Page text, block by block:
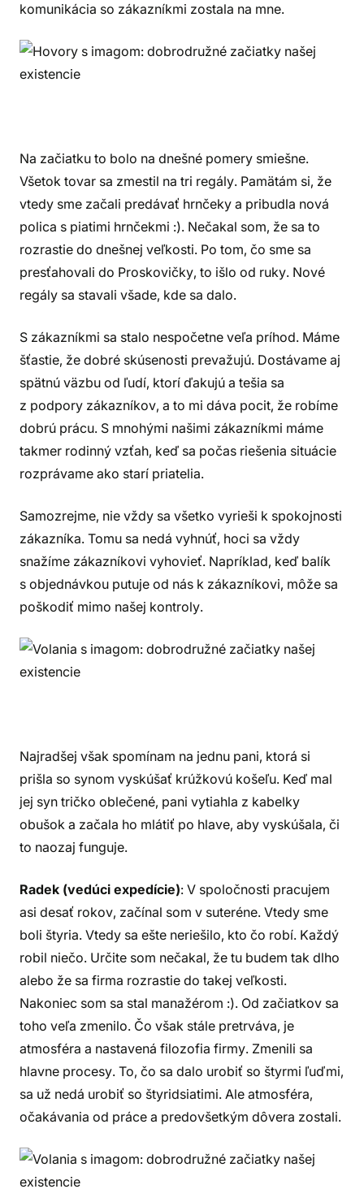
komunikácia so zákazníkmi zostala na mne.
Na začiatku to bolo na dnešné pomery smiešne.
Všetok tovar sa zmestil na tri regály. Pamätám si, že
vtedy sme začali predávať hrnčeky a pribudla nová
polica s piatimi hrnčekmi :). Nečakal som, že sa to
rozrastie do dnešnej veľkosti. Po tom, čo sme sa
presťahovali do Proskovičky, to išlo od ruky. Nové
regály sa stavali všade, kde sa dalo.
S zákazníkmi sa stalo nespočetne veľa príhod. Máme
šťastie, že dobré skúsenosti prevažujú. Dostávame aj
spätnú väzbu od ľudí, ktorí ďakujú a tešia sa
z podpory zákazníkov, a to mi dáva pocit, že robíme
dobrú prácu. S mnohými našimi zákazníkmi máme
takmer rodinný vzťah, keď sa počas riešenia situácie
rozprávame ako starí priatelia.
Samozrejme, nie vždy sa všetko vyrieši k spokojnosti
zákazníka. Tomu sa nedá vyhnúť, hoci sa vždy
snažíme zákazníkovi vyhovieť. Napríklad, keď balík
s objednávkou putuje od nás k zákazníkovi, môže sa
poškodiť mimo našej kontroly.
Najradšej však spomínam na jednu pani, ktorá si
prišla so synom vyskúšať krúžkovú košeľu. Keď mal
jej syn tričko oblečené, pani vytiahla z kabelky
obušok a začala ho mlátiť po hlave, aby vyskúšala, či
to naozaj funguje.
Radek (vedúci expedície): V spoločnosti pracujem
asi desať rokov, začínal som v suteréne. Vtedy sme
boli štyria. Vtedy sa ešte neriešilo, kto čo robí. Každý
robil niečo. Určite som nečakal, že tu budem tak dlho
alebo že sa firma rozrastie do takej veľkosti.
Nakoniec som sa stal manažérom :). Od začiatkov sa
toho veľa zmenilo. Čo však stále pretrváva, je
atmosféra a nastavená filozofia firmy. Zmenili sa
hlavne procesy. To, čo sa dalo urobiť so štyrmi ľuďmi,
sa už nedá urobiť so štyridsiatimi. Ale atmosféra,
očakávania od práce a predovšetkým dôvera zostali.